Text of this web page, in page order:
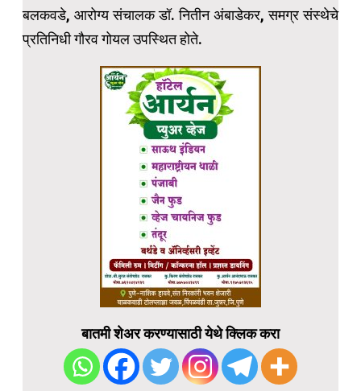
बलकवडे, आरोग्य संचालक डॉ. नितीन अंबाडेकर, समग्र संस्थेचे
प्रतिनिधी गौरव गोयल उपस्थित होते.
बातमी शेअर करण्यासाठी येथे क्लिक करा